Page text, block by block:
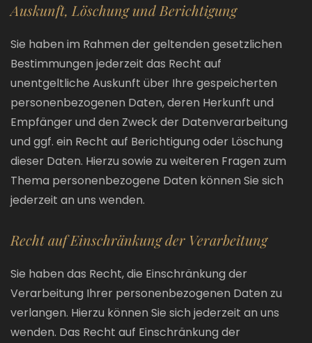
Auskunft, Löschung und Berichtigung
Sie haben im Rahmen der geltenden gesetzlichen
Bestimmungen jederzeit das Recht auf
unentgeltliche Auskunft über Ihre gespeicherten
personenbezogenen Daten, deren Herkunft und
Empfänger und den Zweck der Datenverarbeitung
und ggf. ein Recht auf Berichtigung oder Löschung
dieser Daten. Hierzu sowie zu weiteren Fragen zum
Thema personenbezogene Daten können Sie sich
jederzeit an uns wenden.
Recht auf Einschränkung der Verarbeitung
Sie haben das Recht, die Einschränkung der
Verarbeitung Ihrer personenbezogenen Daten zu
verlangen. Hierzu können Sie sich jederzeit an uns
wenden. Das Recht auf Einschränkung der